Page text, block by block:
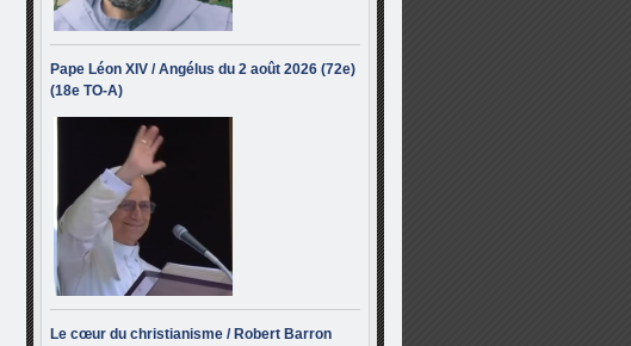
Pape Léon XIV / Angélus du 2 août 2026 (72e)
(18e TO-A)
Le cœur du christianisme / Robert Barron